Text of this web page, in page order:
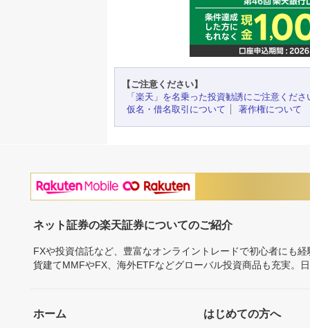
【ご注意ください】
「楽天」を名乗った投資勧誘にご注意くださ
仮名・借名取引について
著作権について
ネット証券の楽天証券についてのご紹介
FXや投資信託など、豊富なオンライントレードで初心者にも
貨建てMMFやFX、海外ETFなどグローバル投資商品も充実。
ホーム はじめての方へ